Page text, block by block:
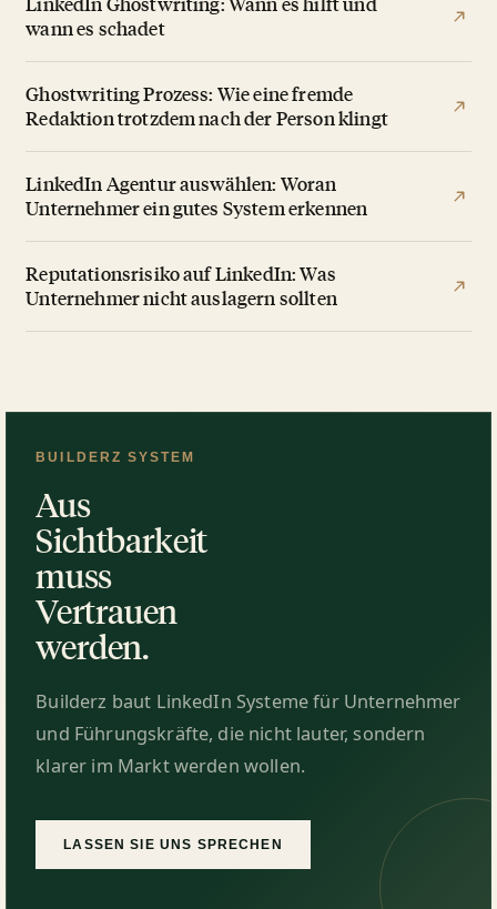
wann es schadet
Ghostwriting Prozess: Wie eine fremde
Redaktion trotzdem nach der Person klingt
LinkedIn Agentur auswählen: Woran
Unternehmer ein gutes System erkennen
Reputationsrisiko auf LinkedIn: Was
Unternehmer nicht auslagern sollten
BUILDERZ SYSTEM
Aus
Sichtbarkeit
muss
Vertrauen
werden.
Builderz baut LinkedIn Systeme für Unternehmer
und Führungskräfte, die nicht lauter, sondern
klarer im Markt werden wollen.
LASSEN SIE UNS SPRECHEN